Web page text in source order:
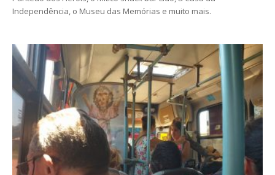
Independência, o Museu das Memórias e muito mais.